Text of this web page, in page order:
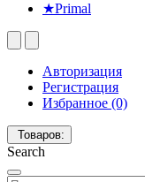
★Primal
Авторизация
Регистрация
Избранное (0)
Товаров:
Search